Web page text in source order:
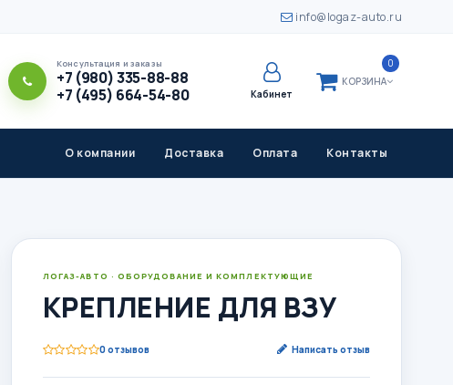
info@logaz-auto.ru
Консультация и заказы
+7 (980) 335-88-88
+7 (495) 664-54-80
Кабинет
КОРЗИНА
0
О компании Доставка Оплата Контакты
ЛОГАЗ-АВТО · ОБОРУДОВАНИЕ И КОМПЛЕКТУЮЩИЕ
КРЕПЛЕНИЕ ДЛЯ ВЗУ
0 отзывов Написать отзыв